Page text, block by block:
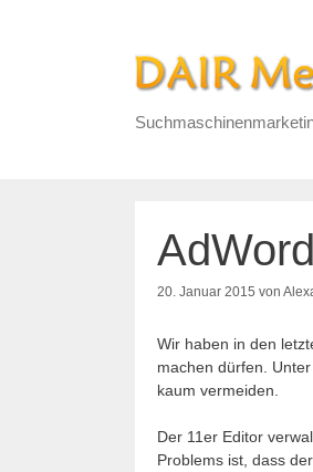
20. Januar 2015 von
Wir haben in den
machen dürfen.
kaum vermeiden.
Der 11er Editor
Problems ist, dass